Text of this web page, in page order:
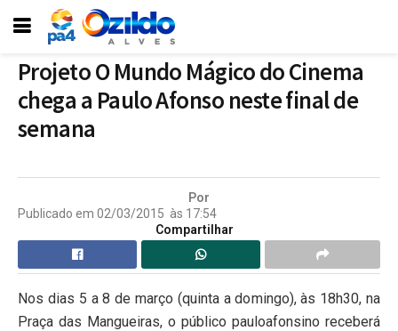
Projeto O Mundo Mágico do Cinema
chega a Paulo Afonso neste final de
semana
Por
Publicado em 02/03/2015 às 17:54
Compartilhar
Nos dias 5 a 8 de março (quinta a domingo), às 18h30, na
Praça das Mangueiras, o público pauloafonsino receberá